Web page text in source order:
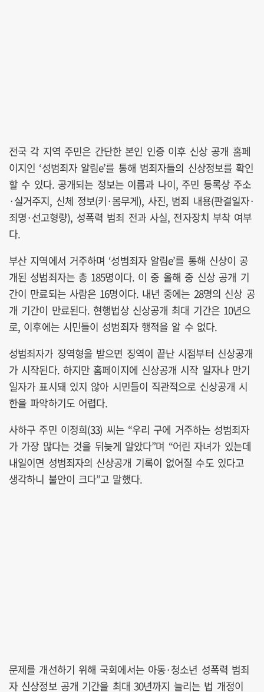
전국 각 지역 주민은 간단한 본인 인증 이후 신상 공개 홈페
이지인 ‘성범죄자 알림e’를 통해 범죄자들의 신상정보를 확인
할 수 있다. 공개되는 정보는 이름과 나이, 주민 등록상 주소
·실거주지, 신체 정보(키·몸무게), 사진, 범죄 내용(판결일자·
죄명·선고형량), 성폭력 범죄 전과 사실, 전자장치 부착 여부
다.
부산 지역에서 거주하며 ‘성범죄자 알림e’를 통해 신상이 공
개된 성범죄자는 총 185명이다. 이 중 올해 중 신상 공개 기
간이 만료되는 사람은 16명이다. 내년 중에는 28명의 신상 공
개 기간이 만료된다. 현행법상 신상공개 최대 기간은 10년으
로, 이후에는 시민들이 성범죄자 행적을 알 수 없다.
성범죄자가 징역형을 받으면 징역이 끝난 시점부터 신상공개
가 시작된다. 하지만 홈페이지에 신상공개 시작 일자나 만기
일자가 표시돼 있지 않아 시민들이 직관적으로 신상공개 시
한을 파악하기도 어렵다.
사하구 주민 이정희(33) 씨는 “우리 구에 거주하는 성범죄자
가 가장 많다는 것을 뒤늦게 알았다”며 “어린 자녀가 있는데
내일이면 성범죄자의 신상공개 기록이 없어질 수도 있다고
생각하니 불안이 크다”고 말했다.
문제를 개선하기 위해 국회에서는 아동·청소년 성폭력 범죄
자 신상정보 공개 기간을 최대 30년까지 늘리는 법 개정이